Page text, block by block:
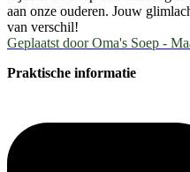
aan onze ouderen. Jouw
van verschil!
Geplaatst door Oma's Soep -
Praktische informatie